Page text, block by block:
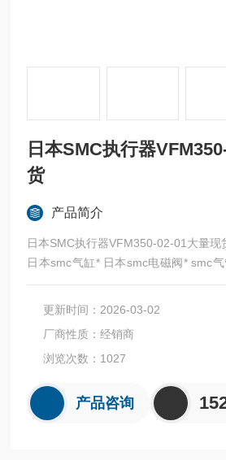
日本SMC执行器
货
产品简介
日本SMC执行器VFM350-02-01大量现
日本smc气缸* 日本smc电磁阀* smc气
日本* SMC代理 SMC比例阀 SMC气控
全系列产品大量现货请咨询上海茂硕机
更新时间：2026-03-02
厂商性质：经销商
浏览次数：1027
产品咨询